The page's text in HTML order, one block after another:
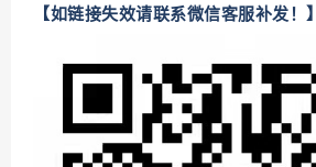
【如链接失效请联系微信客服补发！】